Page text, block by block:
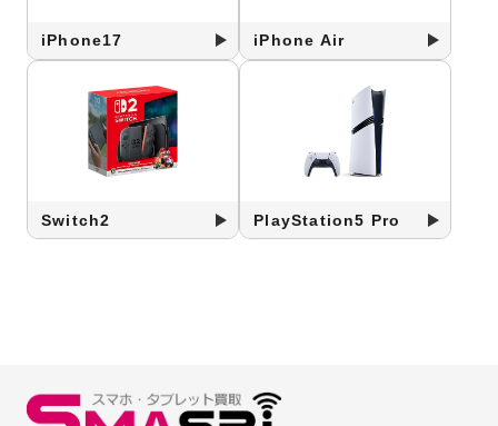
iPhone17 iPhone Air
Switch2 PlayStation5 Pro